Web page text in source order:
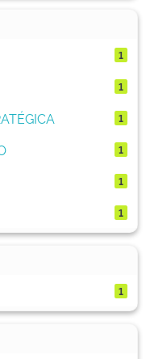
1
1
1
1
1
1
1